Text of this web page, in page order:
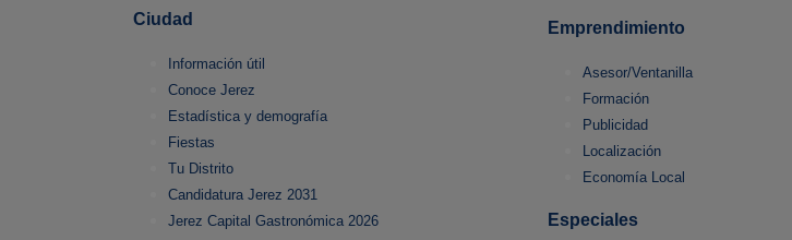
Ciudad
Información útil
Conoce Jerez
Estadística y demografía
Fiestas
Tu Distrito
Candidatura Jerez 2031
Jerez Capital Gastronómica 2026
Emprendimiento
Asesor/Ventanilla
Formación
Publicidad
Localización
Economía Local
Especiales